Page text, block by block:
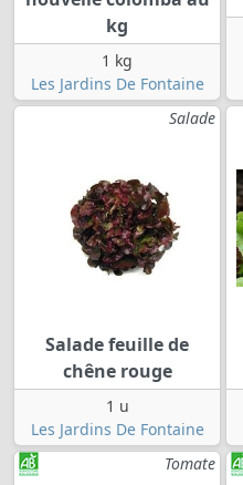
kg
1 kg
Les Jardins De Fontaine
Salade
Salade feuille de
chêne rouge
1 u
Les Jardins De Fontaine
Tomate